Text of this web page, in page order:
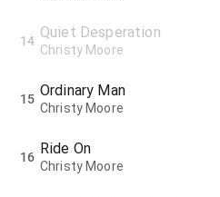
14 Quiet Desperation
Christy Moore
15 Ordinary Man
Christy Moore
16 Ride On
Christy Moore